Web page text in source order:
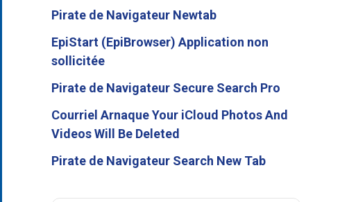
Pirate de Navigateur Newtab
EpiStart (EpiBrowser) Application non
sollicitée
Pirate de Navigateur Secure Search Pro
Courriel Arnaque Your iCloud Photos And
Videos Will Be Deleted
Pirate de Navigateur Search New Tab